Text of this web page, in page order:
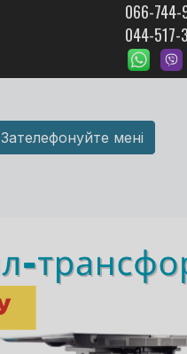
066-744-
044-517-
Зателефонуйте мені